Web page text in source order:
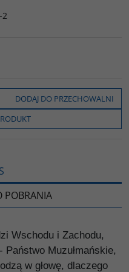
2
DODAJ DO PRZECHOWALNI
POBRANIA
Wschodu i Zachodu,
Muzułmańskie,
w głowę, dlaczego